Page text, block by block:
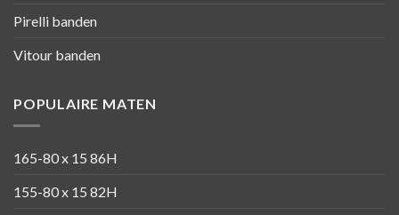
Pirelli banden
Vitour banden
POPULAIRE MATEN
165-80 x 15 86H
155-80 x 15 82H